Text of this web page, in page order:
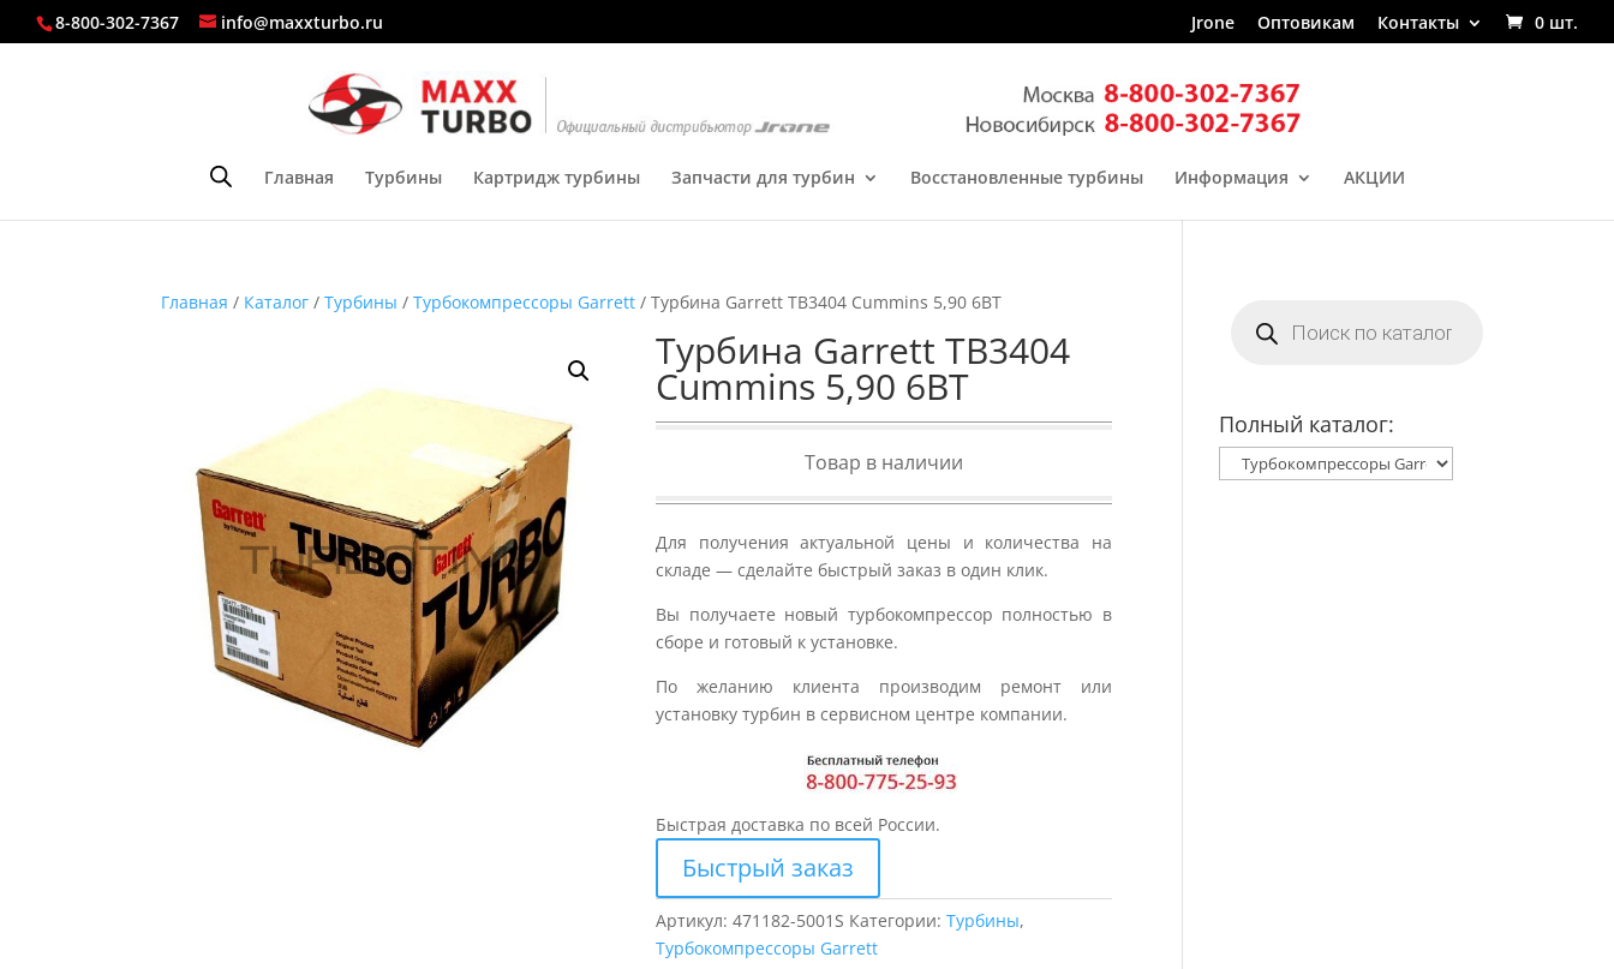
8-800-302-7367 info@maxxturbo.ru Jrone Оптовикам Контакты 0 шт.
Главная Турбины Картридж турбины Запчасти для турбин Восстановленные турбины Информация АКЦИИ
Главная / Каталог /Турбины /Турбокомпрессоры Garrett / Турбина Garrett TB3404 Cummins 5,90 6BT
Турбина Garrett TB3404
Cummins 5,90 6BT
Товар в наличии
Для получения актуальной цены и количества на
складе — сделайте быстрый заказ в один клик.
Вы получаете новый турбокомпрессор полностью в
сборе и готовый к установке.
По желанию клиента производим ремонт или
установку турбин в сервисном центре компании.
Быстрая доставка по всей России.
Быстрый заказ
Артикул:471182-5001S Категории:Турбины,
Турбокомпрессоры Garrett
товаров
Полный каталог: